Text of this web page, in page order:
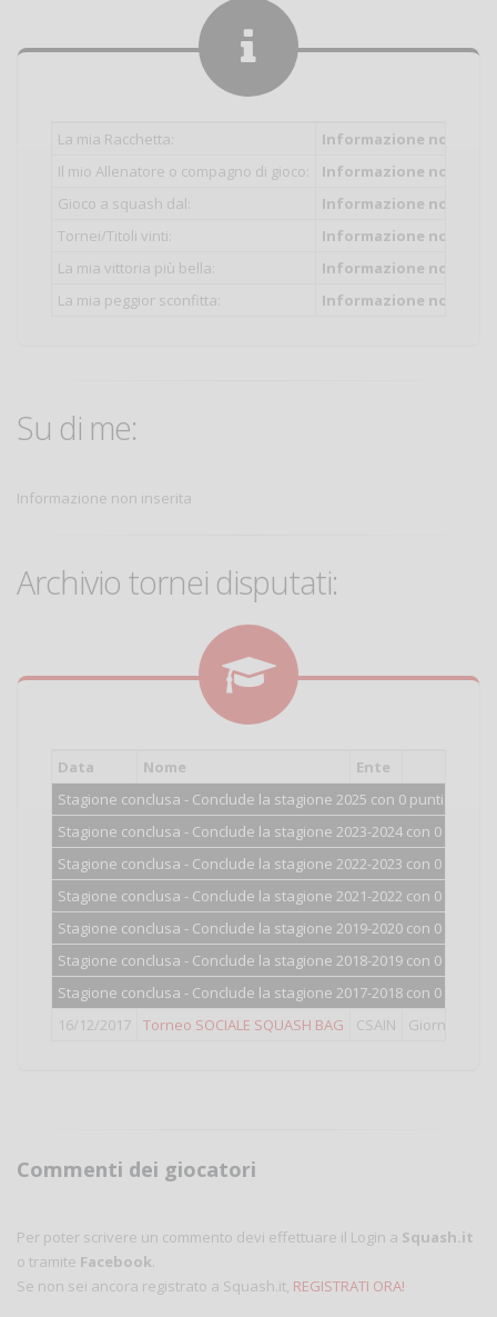
La mia Racchetta:
Informazione non
Il mio Allenatore o compagno di gioco:
Informazione non
Gioco a squash dal:
Informazione non
Tornei/Titoli vinti:
Informazione non
La mia vittoria più bella:
Informazione non
La mia peggior sconfitta:
Informazione non
Su di me:
Informazione non inserita
Archivio tornei disputati:
Data Nome Ente
Stagione conclusa - Conclude la stagione 2025 con 0 punti.
Stagione conclusa - Conclude la stagione 2023-2024 con 0 punti.
Stagione conclusa - Conclude la stagione 2022-2023 con 0 punti.
Stagione conclusa - Conclude la stagione 2021-2022 con 0 punti.
Stagione conclusa - Conclude la stagione 2019-2020 con 0 punti.
Stagione conclusa - Conclude la stagione 2018-2019 con 0 punti.
Stagione conclusa - Conclude la stagione 2017-2018 con 0 punti.
16/12/2017
Torneo SOCIALE SQUASH BAG CSAIN Giornata
Commenti dei giocatori
Per poter scrivere un commento devi effettuare il Login a Squash.it
o tramite Facebook.
Se non sei ancora registrato a Squash.it, REGISTRATI ORA!